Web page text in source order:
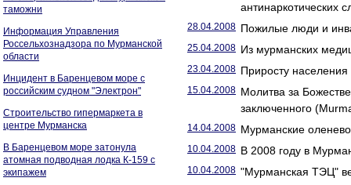
таможни
Информация Управления
Россельхознадзора по Мурманской
области
Инцидент в Баренцевом море с
российским судном "Электрон"
Строительство гипермаркета в
центре Мурманска
В Баренцевом море затонула
атомная подводная лодка К-159 с
экипажем
антинаркотических
28.04.2008 Пожилые люди и
25.04.2008 Из мурманских
23.04.2008 Приросту
15.04.2008 Молитва за
заключенного
14.04.2008 Мурманские
10.04.2008 В 2008 году в
10.04.2008 "Мурманская ТЭЦ"